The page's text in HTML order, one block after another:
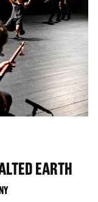
EARTH